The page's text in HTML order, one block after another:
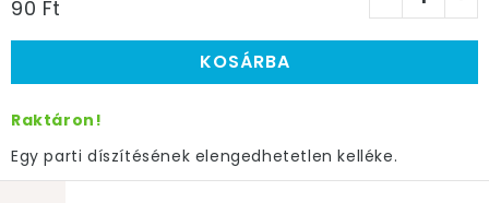
90 Ft
KOSÁRBA
Raktáron!
Egy parti díszítésének elengedhetetlen kelléke.